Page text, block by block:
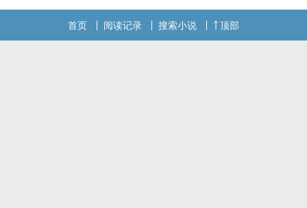
首页 阅读记录 搜索小说 顶部